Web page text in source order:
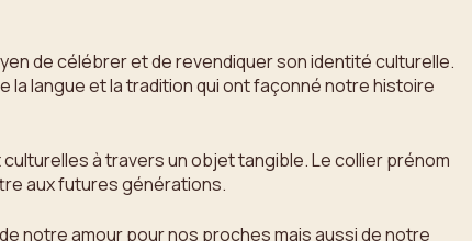
de célébrer et de revendiquer son identité culturelle.
la langue et la tradition qui ont façonné notre histoire
à travers un objet tangible. Le collier prénom
aux futures générations.
notre amour pour nos proches mais aussi de notre